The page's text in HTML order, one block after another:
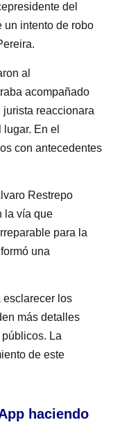
del
un intento de robo
al
acompañado
reaccionara
En el
con antecedentes
Restrepo
la vía que
para la
una
esclarecer los
más detalles
La
de este
haciendo